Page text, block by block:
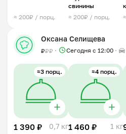
≈ 200₽ / порц.
свинины
≈ 200₽ / порц.
Оксана Селищева
₽₽₽ Сегодня с 12:00
≈3 порц.
1 390 ₽ 0,7 кг
≈4 порц.
1 460 ₽ 1 кг